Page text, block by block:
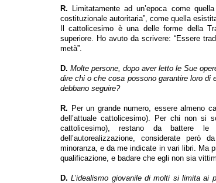
R. Limitatamente ad un’epoca come
costituzionale autoritaria”, come quella
Il cattolicesimo è una delle forme della
superiore. Ho avuto da scrivere: “Essere
metà”.
D. Molte persone, dopo aver letto le Sue
dire chi o che cosa possono garantire loro di
debbano seguire?
R. Per un grande numero, essere almeno
dell’attuale cattolicesimo). Per chi non si
cattolicesimo), restano da battere
dell’autorealizzazione, considerate
minoranza, e da me indicate in vari libri. Ma
qualificazione, e badare che egli non sia
D. L’idealismo giovanile di molti si limita ai